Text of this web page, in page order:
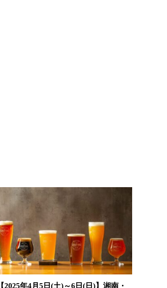
【2025年4月5日(土)～6日(日)】湘南・